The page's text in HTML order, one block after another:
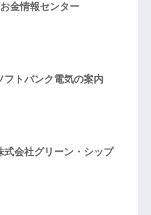
金情報センター
トバンク電気の案内
会社グリーン・シップ